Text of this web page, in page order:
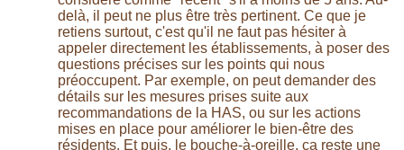
delà, il peut ne plus être très pertinent. Ce que je
retiens surtout, c'est qu'il ne faut pas hésiter à
appeler directement les établissements, à poser des
questions précises sur les points qui nous
préoccupent. Par exemple, on peut demander des
détails sur les mesures prises suite aux
recommandations de la HAS, ou sur les actions
mises en place pour améliorer le bien-être des
résidents. Et puis, le bouche-à-oreille, ça reste une